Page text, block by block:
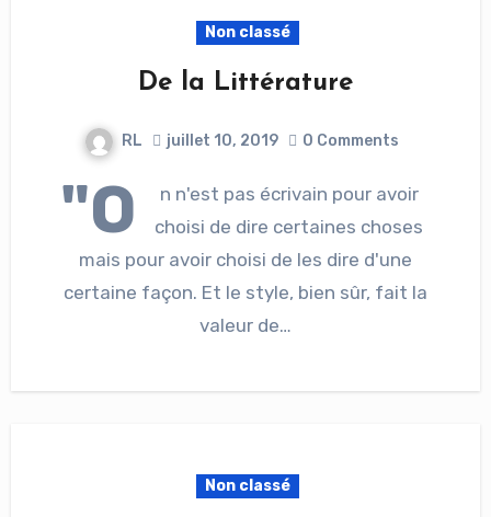
Non classé
De la Littérature
RL juillet 10, 2019 0 Comments
"O
n n'est pas écrivain pour avoir
choisi de dire certaines choses
mais pour avoir choisi de les dire d'une
certaine façon. Et le style, bien sûr, fait la
valeur de…
Non classé